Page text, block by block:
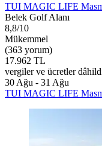
TUI MAGIC LIFE
Belek Golf Alanı
8,8/10
Mükemmel
(363 yorum)
17.962 TL
vergiler ve ücretler
30 Ağu - 31 Ağu
TUI MAGIC LIFE